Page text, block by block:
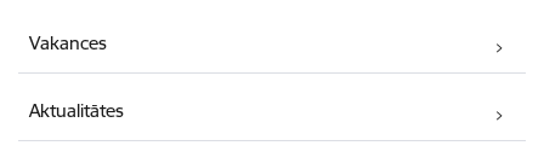
Vakances
Aktualitātes